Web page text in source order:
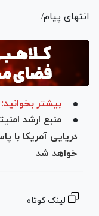
انتهای پیام/
بیشتر بخوانید:
منبع ارشد
دریایی آمریکا با
خواهد شد
لینک کوتاه